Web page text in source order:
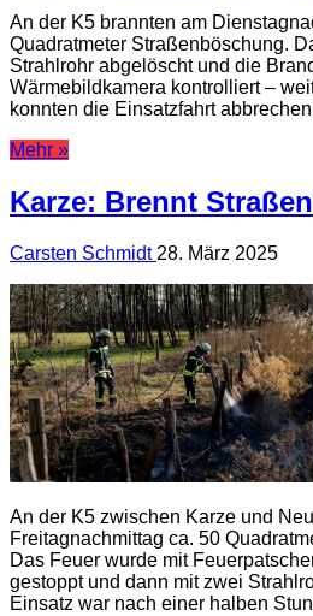
An der K5 brannten am
Quadratmeter Straßenböschung.
Strahlrohr abgelöscht und die
Wärmebildkamera kontrolliert –
konnten die Einsatzfahrt
Mehr »
Karze: Brennt
Carsten Schmidt 28. März 2025
An der K5 zwischen Karze und
Freitagnachmittag ca. 50
Das Feuer wurde mit
gestoppt und dann mit zwei
Einsatz war nach einer halben